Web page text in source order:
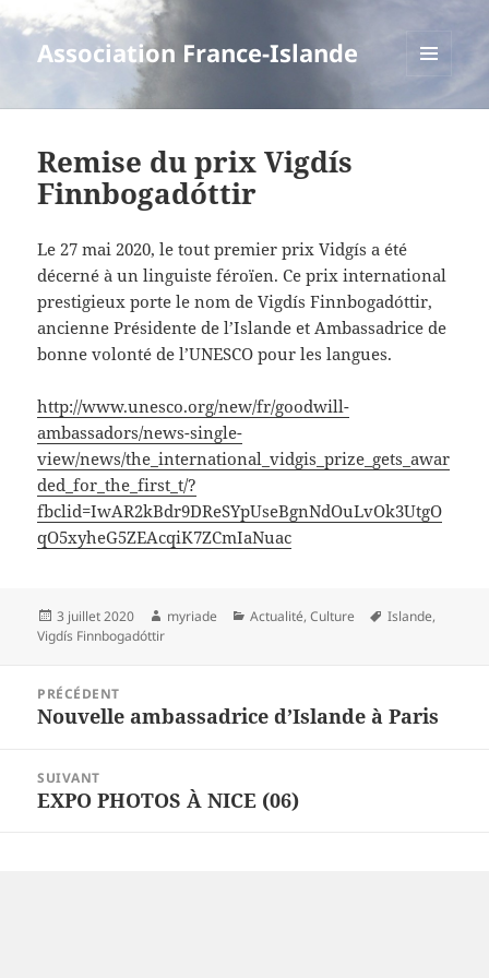
Association France-Islande
Remise du prix Vigdís
Finnbogadóttir
Le 27 mai 2020, le tout premier prix Vidgís a été
décerné à un linguiste féroïen. Ce prix international
prestigieux porte le nom de Vigdís Finnbogadóttir,
ancienne Présidente de l’Islande et Ambassadrice de
bonne volonté de l’UNESCO pour les langues.
http://www.unesco.org/new/fr/goodwill-
ambassadors/news-single-
view/news/the_international_vidgis_prize_gets_awar
ded_for_the_first_t/?
fbclid=IwAR2kBdr9DReSYpUseBgnNdOuLvOk3UtgO
qO5xyheG5ZEAcqiK7ZCmIaNuac
Publié
le
3 juillet 2020 Auteur
myriade Catégories
Actualité,Culture
Mots-
Islande,
Vigdís Finnbogadóttir
l’article
PRÉCÉDENT
Article
Nouvelle ambassadrice d’Islande à Paris
SUIVANT
Article
EXPO PHOTOS À NICE (06)